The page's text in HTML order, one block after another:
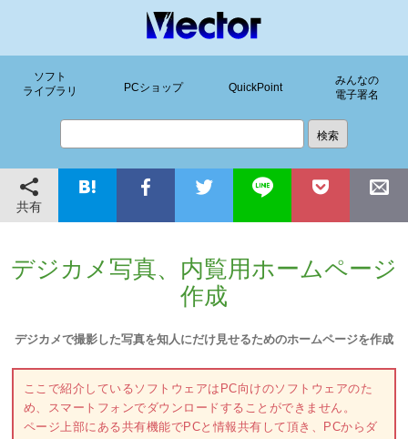
ソフト
ライブラリ
PCショップ QuickPoint
みんなの
電子署名
共有
デジカメ写真、内覧用ホームページ
作成
デジカメで撮影した写真を知人にだけ見せるためのホームページを作成
ここで紹介しているソフトウェアはPC向けのソフトウェアのた
め、スマートフォンでダウンロードすることができません。
ページ上部にある共有機能でPCと情報共有して頂き、PCからダ